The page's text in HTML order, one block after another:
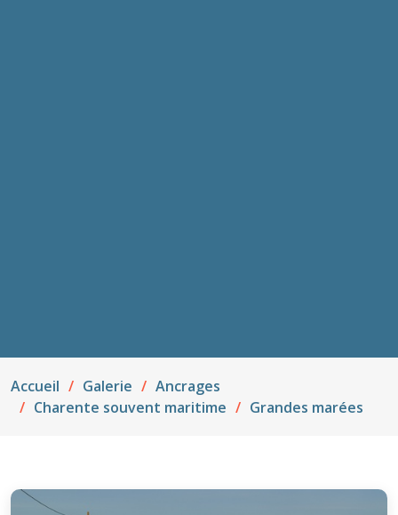
Accueil Galerie
Ancrages
Charente souvent maritime
Grandes marées